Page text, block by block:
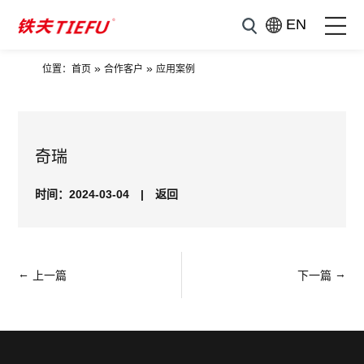
EN
位置：首页 »合作客户 » 应用案例
奇瑞
时间：2024-03-04| 返回
← 上一篇 下一篇 →